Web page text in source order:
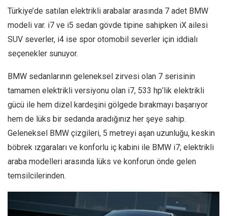
Türkiye’de satılan elektrikli arabalar arasında 7 adet BMW
modeli var. i7 ve i5 sedan gövde tipine sahipken iX ailesi
SUV severler, i4 ise spor otomobil severler için iddialı
seçenekler sunuyor.
BMW sedanlarının geleneksel zirvesi olan 7 serisinin
tamamen elektrikli versiyonu olan i7, 533 hp’lik elektrikli
gücü ile hem dizel kardeşini gölgede bırakmayı başarıyor
hem de lüks bir sedanda aradığınız her şeye sahip.
Geleneksel BMW çizgileri, 5 metreyi aşan uzunluğu, keskin
böbrek ızgaraları ve konforlu iç kabini ile BMW i7; elektrikli
araba modelleri arasında lüks ve konforun önde gelen
temsilcilerinden.